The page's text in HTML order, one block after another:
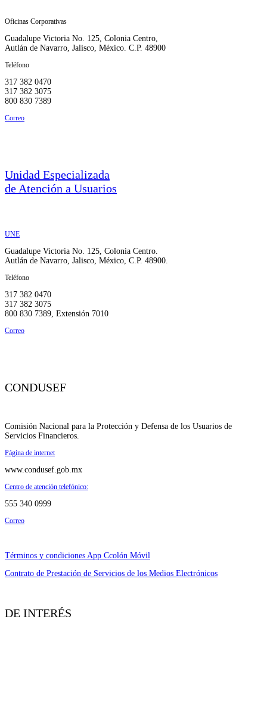
Oficinas Corporativas
Guadalupe Victoria No. 125, Colonia Centro,
Autlán de Navarro, Jalisco, México. C.P. 48900
Teléfono
317 382 0470
317 382 3075
800 830 7389
Correo
Unidad Especializada
de Atención a Usuarios
UNE
Guadalupe Victoria No. 125, Colonia Centro.
Autlán de Navarro, Jalisco, México, C.P. 48900.
Teléfono
317 382 0470
317 382 3075
800 830 7389, Extensión 7010
Correo
CONDUSEF
Comisión Nacional para la Protección y Defensa de los Usuarios de
Servicios Financieros.
Página de internet
www.condusef.gob.mx
Centro de atención telefónico:
555 340 0999
Correo
Términos y condiciones App Ccolón Móvil
Contrato de Prestación de Servicios de los Medios Electrónicos
DE INTERÉS